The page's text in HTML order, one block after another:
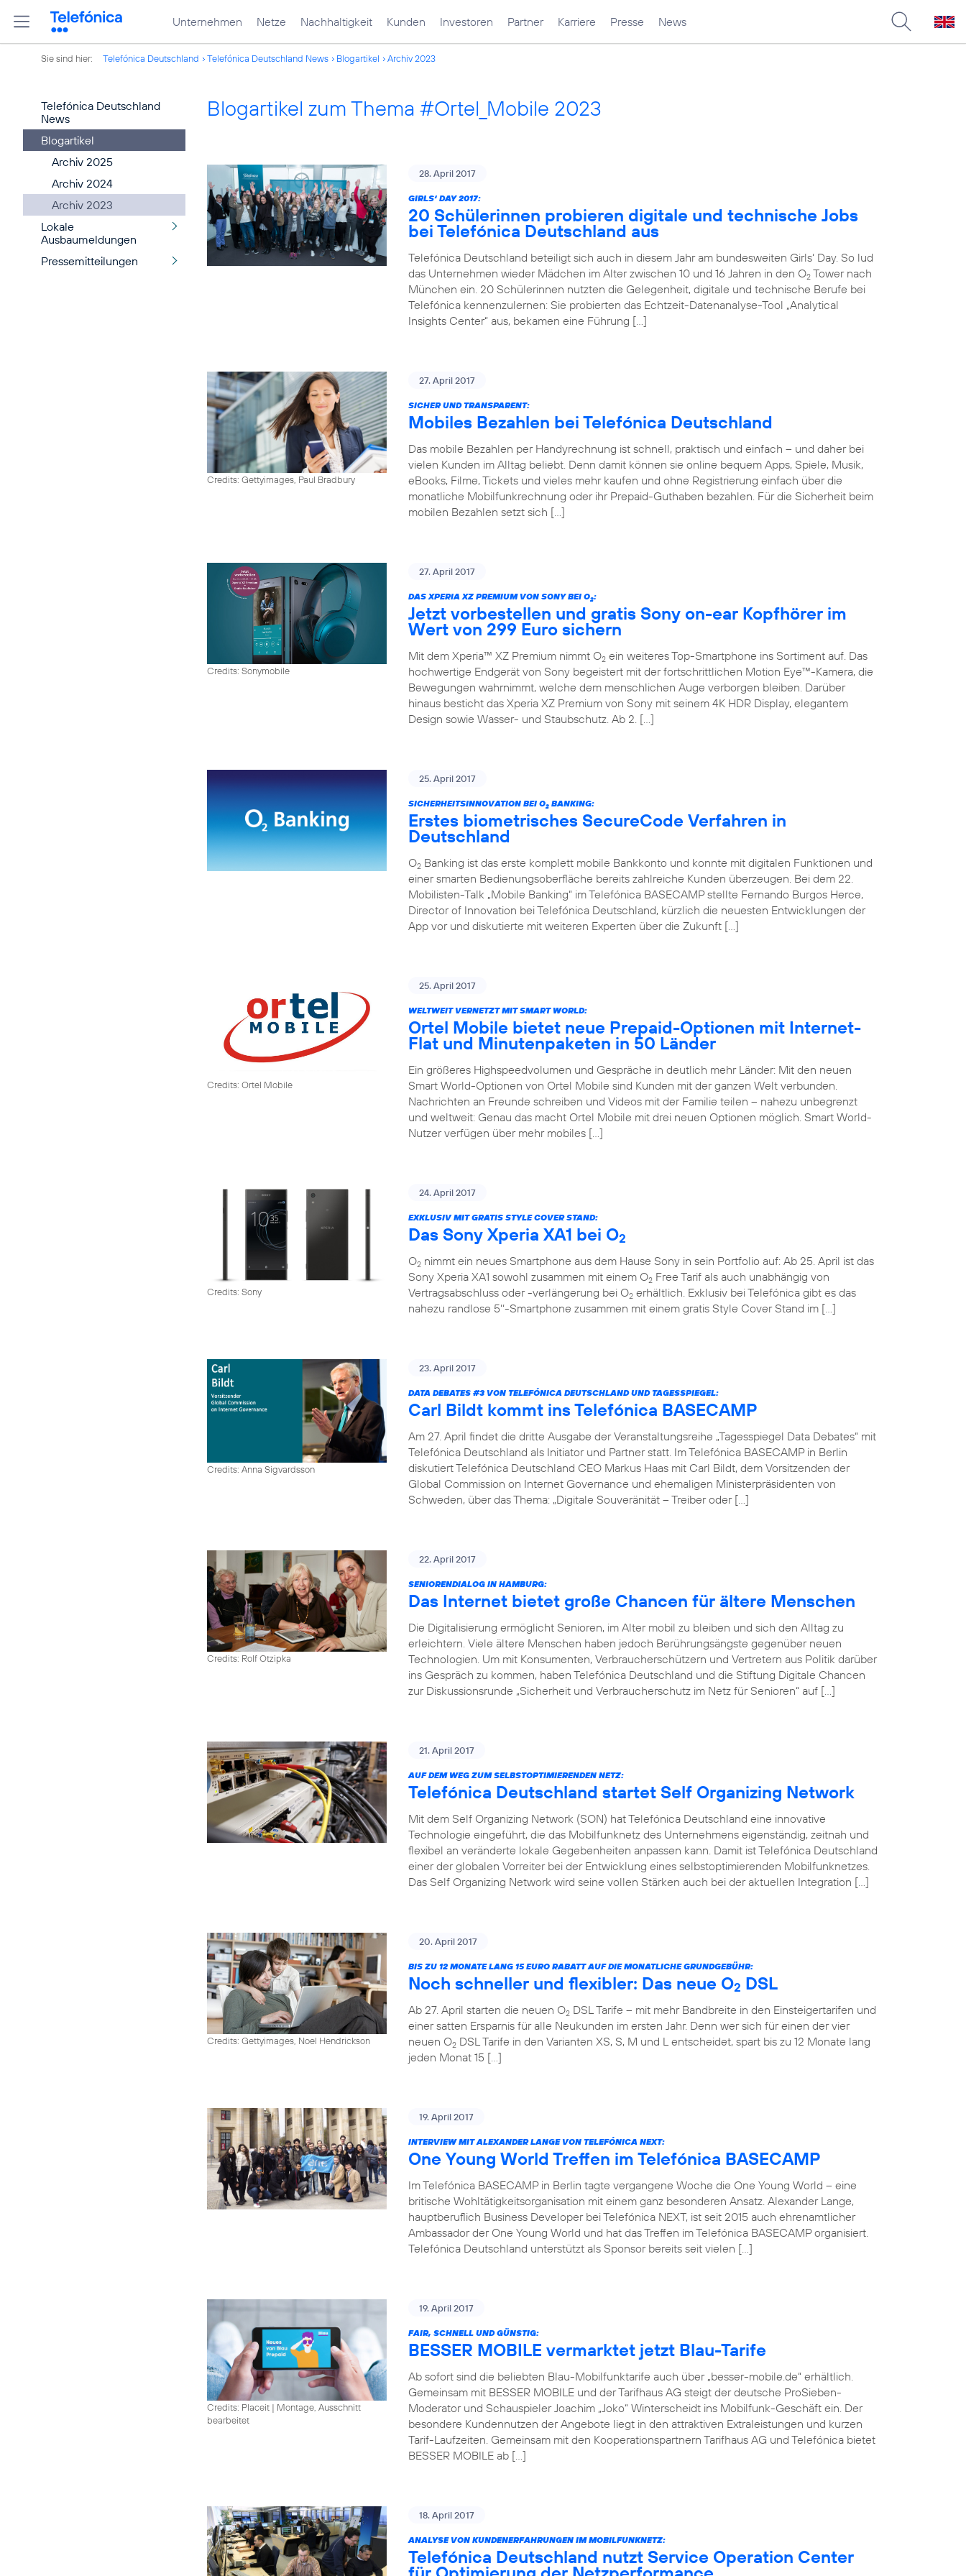
Unternehmen Netze Nachhaltigkeit Kunden Investoren Partner Karriere Presse News
Sie sind hier: Telefónica Deutschland Telefónica Deutschland News Blogartikel Archiv 2023
Telefónica Deutschland
News
Blogartikel
Archiv 2025
Archiv 2024
Archiv 2023
Lokale
Ausbaumeldungen
Pressemitteilungen
Blogartikel zum Thema #Ortel_Mobile 2023
28. April 2017
GIRLS‘ DAY 2017:
20 Schülerinnen probieren digitale und technische Jobs
bei Telefónica Deutschland aus
Telefónica Deutschland beteiligt sich auch in diesem Jahr am bundesweiten Girls‘ Day. So lud
das Unternehmen wieder Mädchen im Alter zwischen 10 und 16 Jahren in den O2 Tower nach
München ein. 20 Schülerinnen nutzten die Gelegenheit, digitale und technische Berufe bei
Telefónica kennenzulernen: Sie probierten das Echtzeit-Datenanalyse-Tool „Analytical
Insights Center“ aus, bekamen eine Führung […]
Credits: Gettyimages, Paul Bradbury
27. April 2017
SICHER UND TRANSPARENT:
Mobiles Bezahlen bei Telefónica Deutschland
Das mobile Bezahlen per Handyrechnung ist schnell, praktisch und einfach – und daher bei
vielen Kunden im Alltag beliebt. Denn damit können sie online bequem Apps, Spiele, Musik,
eBooks, Filme, Tickets und vieles mehr kaufen und ohne Registrierung einfach über die
monatliche Mobilfunkrechnung oder ihr Prepaid-Guthaben bezahlen. Für die Sicherheit beim
mobilen Bezahlen setzt sich […]
Credits: Sonymobile
27. April 2017
DAS XPERIA XZ PREMIUM VON SONY BEI O2:
Jetzt vorbestellen und gratis Sony on-ear Kopfhörer im
Wert von 299 Euro sichern
Mit dem Xperia™ XZ Premium nimmt O2 ein weiteres Top-Smartphone ins Sortiment auf. Das
hochwertige Endgerät von Sony begeistert mit der fortschrittlichen Motion Eye™-Kamera, die
Bewegungen wahrnimmt, welche dem menschlichen Auge verborgen bleiben. Darüber
hinaus besticht das Xperia XZ Premium von Sony mit seinem 4K HDR Display, elegantem
Design sowie Wasser- und Staubschutz. Ab 2. […]
25. April 2017
SICHERHEITSINNOVATION BEI O2 BANKING:
Erstes biometrisches SecureCode Verfahren in
Deutschland
O2 Banking ist das erste komplett mobile Bankkonto und konnte mit digitalen Funktionen und
einer smarten Bedienungsoberfläche bereits zahlreiche Kunden überzeugen. Bei dem 22.
Mobilisten-Talk „Mobile Banking“ im Telefónica BASECAMP stellte Fernando Burgos Herce,
Director of Innovation bei Telefónica Deutschland, kürzlich die neuesten Entwicklungen der
App vor und diskutierte mit weiteren Experten über die Zukunft […]
Credits: Ortel Mobile
25. April 2017
WELTWEIT VERNETZT MIT SMART WORLD:
Ortel Mobile bietet neue Prepaid-Optionen mit Internet-
Flat und Minutenpaketen in 50 Länder
Ein größeres Highspeedvolumen und Gespräche in deutlich mehr Länder: Mit den neuen
Smart World-Optionen von Ortel Mobile sind Kunden mit der ganzen Welt verbunden.
Nachrichten an Freunde schreiben und Videos mit der Familie teilen – nahezu unbegrenzt
und weltweit: Genau das macht Ortel Mobile mit drei neuen Optionen möglich. Smart World-
Nutzer verfügen über mehr mobiles […]
Credits: Sony
24. April 2017
EXKLUSIV MIT GRATIS STYLE COVER STAND:
Das Sony Xperia XA1 bei O2
O2 nimmt ein neues Smartphone aus dem Hause Sony in sein Portfolio auf: Ab 25. April ist das
Sony Xperia XA1 sowohl zusammen mit einem O2 Free Tarif als auch unabhängig von
Vertragsabschluss oder -verlängerung bei O2 erhältlich. Exklusiv bei Telefónica gibt es das
nahezu randlose 5‘‘-Smartphone zusammen mit einem gratis Style Cover Stand im […]
Credits: Anna Sigvardsson
23. April 2017
DATA DEBATES #3VON TELEFÓNICA DEUTSCHLAND UND TAGESSPIEGEL:
Carl Bildt kommt ins Telefónica BASECAMP
Am 27. April findet die dritte Ausgabe der Veranstaltungsreihe „Tagesspiegel Data Debates“ mit
Telefónica Deutschland als Initiator und Partner statt. Im Telefónica BASECAMP in Berlin
diskutiert Telefónica Deutschland CEO Markus Haas mit Carl Bildt, dem Vorsitzenden der
Global Commission on Internet Governance und ehemaligen Ministerpräsidenten von
Schweden, über das Thema: „Digitale Souveränität – Treiber oder […]
Credits: Rolf Otzipka
22. April 2017
SENIORENDIALOG IN HAMBURG:
Das Internet bietet große Chancen für ältere Menschen
Die Digitalisierung ermöglicht Senioren, im Alter mobil zu bleiben und sich den Alltag zu
erleichtern. Viele ältere Menschen haben jedoch Berührungsängste gegenüber neuen
Technologien. Um mit Konsumenten, Verbraucherschützern und Vertretern aus Politik darüber
ins Gespräch zu kommen, haben Telefónica Deutschland und die Stiftung Digitale Chancen
zur Diskussionsrunde „Sicherheit und Verbraucherschutz im Netz für Senioren“ auf […]
21. April 2017
AUF DEM WEG ZUM SELBSTOPTIMIERENDEN NETZ:
Telefónica Deutschland startet Self Organizing Network
Mit dem Self Organizing Network (SON) hat Telefónica Deutschland eine innovative
Technologie eingeführt, die das Mobilfunknetz des Unternehmens eigenständig, zeitnah und
flexibel an veränderte lokale Gegebenheiten anpassen kann. Damit ist Telefónica Deutschland
einer der globalen Vorreiter bei der Entwicklung eines selbstoptimierenden Mobilfunknetzes.
Das Self Organizing Network wird seine vollen Stärken auch bei der aktuellen Integration […]
Credits: Gettyimages, Noel Hendrickson
20. April 2017
BIS ZU 12 MONATE LANG 15 EURO RABATT AUF DIE MONATLICHE GRUNDGEBÜHR:
Noch schneller und flexibler: Das neue O2 DSL
Ab 27. April starten die neuen O2 DSL Tarife – mit mehr Bandbreite in den Einsteigertarifen und
einer satten Ersparnis für alle Neukunden im ersten Jahr. Denn wer sich für einen der vier
neuen O2 DSL Tarife in den Varianten XS, S, M und L entscheidet, spart bis zu 12 Monate lang
jeden Monat 15 […]
19. April 2017
INTERVIEW MIT ALEXANDER LANGE VON TELEFÓNICA NEXT:
One Young World Treffen im Telefónica BASECAMP
Im Telefónica BASECAMP in Berlin tagte vergangene Woche die One Young World – eine
britische Wohltätigkeitsorganisation mit einem ganz besonderen Ansatz. Alexander Lange,
hauptberuflich Business Developer bei Telefónica NEXT, ist seit 2015 auch ehrenamtlicher
Ambassador der One Young World und hat das Treffen im Telefónica BASECAMP organisiert.
Telefónica Deutschland unterstützt als Sponsor bereits seit vielen […]
Credits: Placeit | Montage, Ausschnitt
bearbeitet
19. April 2017
FAIR, SCHNELL UND GÜNSTIG:
BESSER MOBILE vermarktet jetzt Blau-Tarife
Ab sofort sind die beliebten Blau-Mobilfunktarife auch über „besser-mobile.de“ erhältlich.
Gemeinsam mit BESSER MOBILE und der Tarifhaus AG steigt der deutsche ProSieben-
Moderator und Schauspieler Joachim „Joko“ Winterscheidt ins Mobilfunk-Geschäft ein. Der
besondere Kundennutzen der Angebote liegt in den attraktiven Extraleistungen und kurzen
Tarif-Laufzeiten. Gemeinsam mit den Kooperationspartnern Tarifhaus AG und Telefónica bietet
BESSER MOBILE ab […]
18. April 2017
ANALYSE VON KUNDENERFAHRUNGEN IM MOBILFUNKNETZ:
Telefónica Deutschland nutzt Service Operation Center